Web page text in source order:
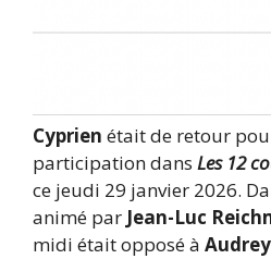
Cyprien était de retour
participation dans Les 12
ce jeudi 29 janvier 2026.
animé par Jean-Luc
midi était opposé à Audrey